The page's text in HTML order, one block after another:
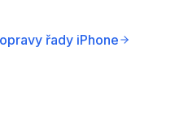
řady iPhone